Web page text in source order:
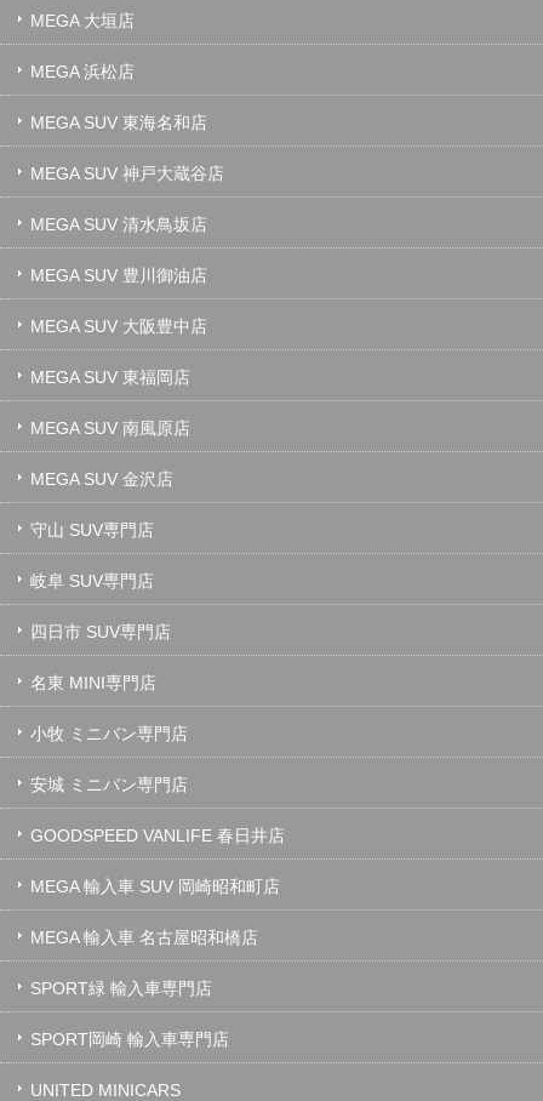
MEGA 大垣店
MEGA 浜松店
MEGA SUV 東海名和店
MEGA SUV 神戸大蔵谷店
MEGA SUV 清水鳥坂店
MEGA SUV 豊川御油店
MEGA SUV 大阪豊中店
MEGA SUV 東福岡店
MEGA SUV 南風原店
MEGA SUV 金沢店
守山 SUV専門店
岐阜 SUV専門店
四日市 SUV専門店
名東 MINI専門店
小牧 ミニバン専門店
安城 ミニバン専門店
GOODSPEED VANLIFE 春日井店
MEGA 輸入車 SUV 岡崎昭和町店
MEGA 輸入車 名古屋昭和橋店
SPORT緑 輸入車専門店
SPORT岡崎 輸入車専門店
UNITED MINICARS